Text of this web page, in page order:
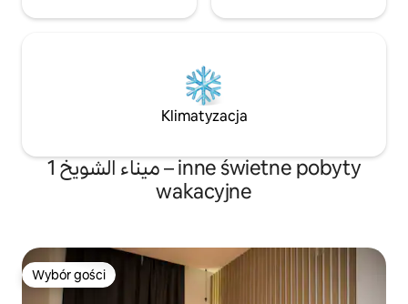
Klimatyzacja
ميناء الشويخ 1 – inne świetne pobyty
wakacyjne
Wybór gości
Wybór gości